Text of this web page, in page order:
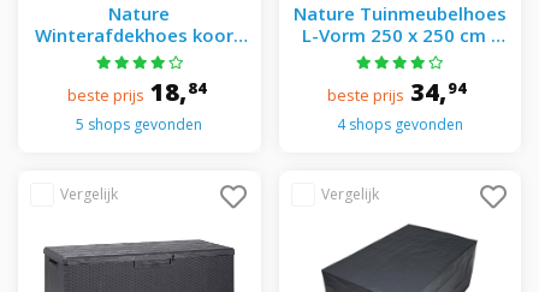
Nature
Winterafdekhoes koord
h1.50 d0.75 m wit -
beste prijs 18,84
5 shops gevonden
Nature Tuinmeubelhoes
L-Vorm 250 x 250 cm -
Grijs
beste prijs 34,94
4 shops gevonden